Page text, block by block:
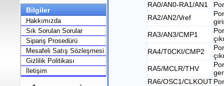
Bilgiler
Hakkımızda
Sık Sorulan Sorular
Sipariş Prosedürü
Mesafeli Satış Sözleşmesi
Gizlilik Politikası
İletişim
RA0/AN0-RA1/AN1
RA2/AN2/Vref
RA3/AN3/CMP1
RA4/T0CKI/CMP2
RA5/MCLR/THV
RA6/OSC1/CLKOUT